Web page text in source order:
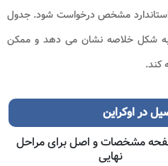
استاندارد مشخص درخواست شود. جدول
به شکل خلاصه نشان می دهد و ممکن
کند.
در اوکراین
مشخصات و اصل برای مراحل
نهایی